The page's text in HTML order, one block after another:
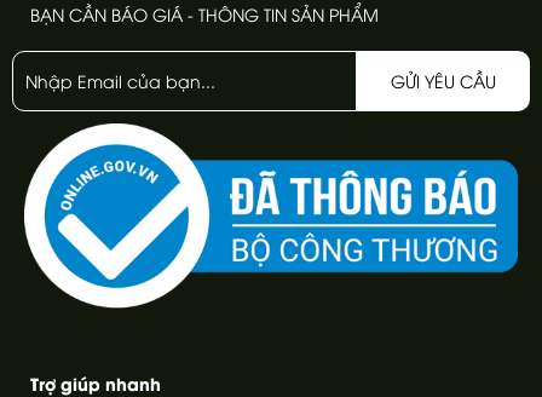
BẠN CẦN BÁO GIÁ - THÔNG TIN SẢN PHẨM
GỬI YÊU CẦU
Trợ giúp nhanh